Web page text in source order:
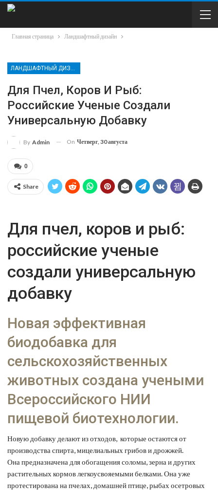
Главная страница Ландшафтный дизайн
Для Пчел, Коров И Рыб:
Российские Ученые Создали
Универсальную Добавку
By Admin On Четверг, 30 августа
0
Share
Для пчел, коров и рыб:
российские ученые
создали универсальную
добавку
Новая эффективная
биодобавка для
сельскохозяйственных
животных создана учеными
Всероссийского НИИ
пищевой биотехнологии.
Новую добавку делают из отходов, которые остаются от
производства спирта, мицелиальных грибов и дрожжей.
Она предназначена для обогащения соломы, зерна и других
растительных кормов легкоусвояемыми белками. Она уже
протестирована на пчелах, домашней птице, рыбах осетровых